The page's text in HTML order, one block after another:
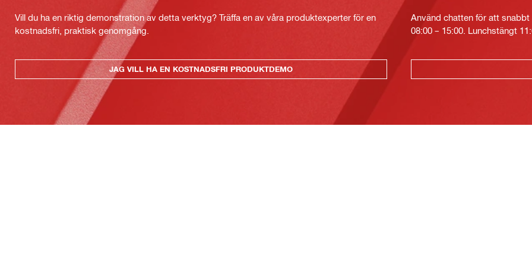
Vill du ha en riktig demonstration av detta verktyg? Träffa en av våra produktexperter för en
kostnadsfri, praktisk genomgång.
JAG VILL HA EN KOSTNADSFRI PRODUKTDEMO
Använd chatten för att
08:00 – 15:00. Lunchstängt